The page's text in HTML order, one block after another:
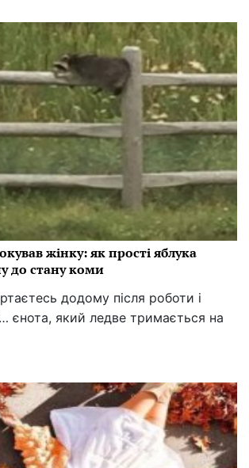
жінку: як прості яблука
до стану коми
додому після роботи і
єнота, який ледве тримається на